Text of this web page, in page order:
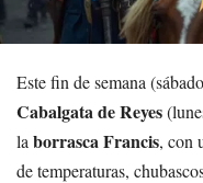
Este fin de semana (sábado
Cabalgata de Reyes
la borrasca Francis, con
de temperaturas,